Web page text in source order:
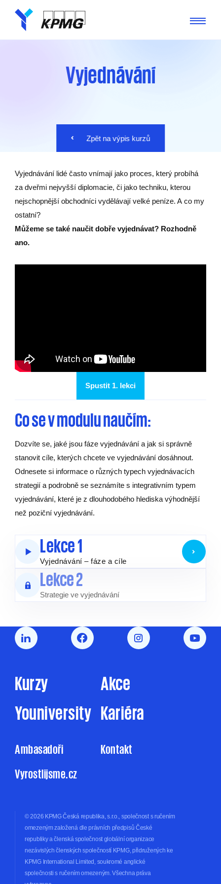
Vyjednávání
Vyjednávání lidé často vnímají jako proces, který probíhá
za dveřmi nejvyšší diplomacie, či jako techniku, kterou
nejschopnější obchodníci vydělávají velké peníze. A co my
ostatní?
Můžeme se také naučit dobře vyjednávat? Rozhodně
ano.
Spustit 1. lekci
Co se v modulu naučím:
Dozvíte se, jaké jsou fáze vyjednávání a jak si správně
stanovit cíle, kterých chcete ve vyjednávání dosáhnout.
Odnesete si informace o různých typech vyjednávacích
strategií a podrobně se seznámíte s integrativním typem
vyjednávání, které je z dlouhodobého hlediska výhodnější
než poziční vyjednávání.
Lekce 1
Vyjednávání – fáze a cíle
Lekce 2
Strategie ve vyjednávání
Zpět na výpis kurzů
Kurzy
Akce
Youniversity Kariéra
Ambasadoři
Kontakt
Vyrostlijsme.cz
© 2026 KPMG Česká republika, s.r.o., společnost s ručením
omezeným založená dle právních předpisů České
republiky a členská společnost globální organizace
nezávislých členských společností KPMG, přidružených ke
KPMG International Limited, soukromé anglické
společnosti s ručením omezeným. Všechna práva